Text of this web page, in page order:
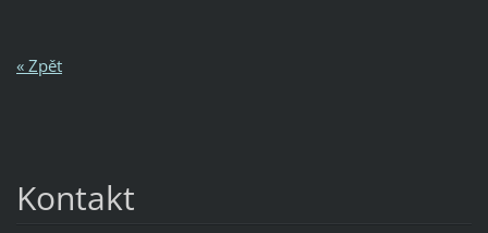
« Zpět
Kontakt